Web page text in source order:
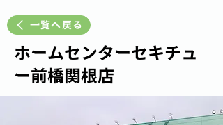
一覧へ戻る
ホームセンターセキチュ
ー前橋関根店